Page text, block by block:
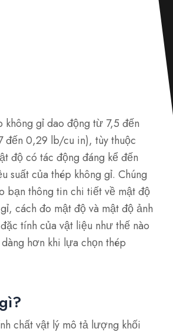
không gỉ dao động từ 7,5 đến
đến 0,29 lb/cu in), tùy thuộc
độ có tác động đáng kể đến
suất của thép không gỉ. Chúng
bạn thông tin chi tiết về mật độ
cách đo mật độ và mật độ ảnh
tính của vật liệu như thế nào
hơn khi lựa chọn thép
chất vật lý mô tả lượng khối